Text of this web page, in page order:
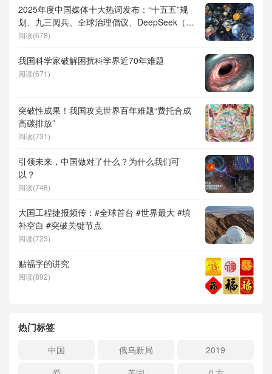
2025年度中国媒体十大热词发布：“十五五”规
划、九三阅兵、全球治理倡议、DeepSeek（深
度求索）、人形机器人、苏超、票根经济、育
阅读(678)
我国科学家破解困扰科学界近70年难题
阅读(671)
突破性成果！我国攻克世界百年难题“费托合成
高碳排放”
阅读(731)
引领未来，中国做对了什么？为什么我们可
以？
阅读(748)
大国工程捷报频传：#全球首台 #世界最大 #填
补空白 #突破关键节点
阅读(723)
贴福字的讲究
阅读(892)
热门标签
中国 俄乌新局
2019